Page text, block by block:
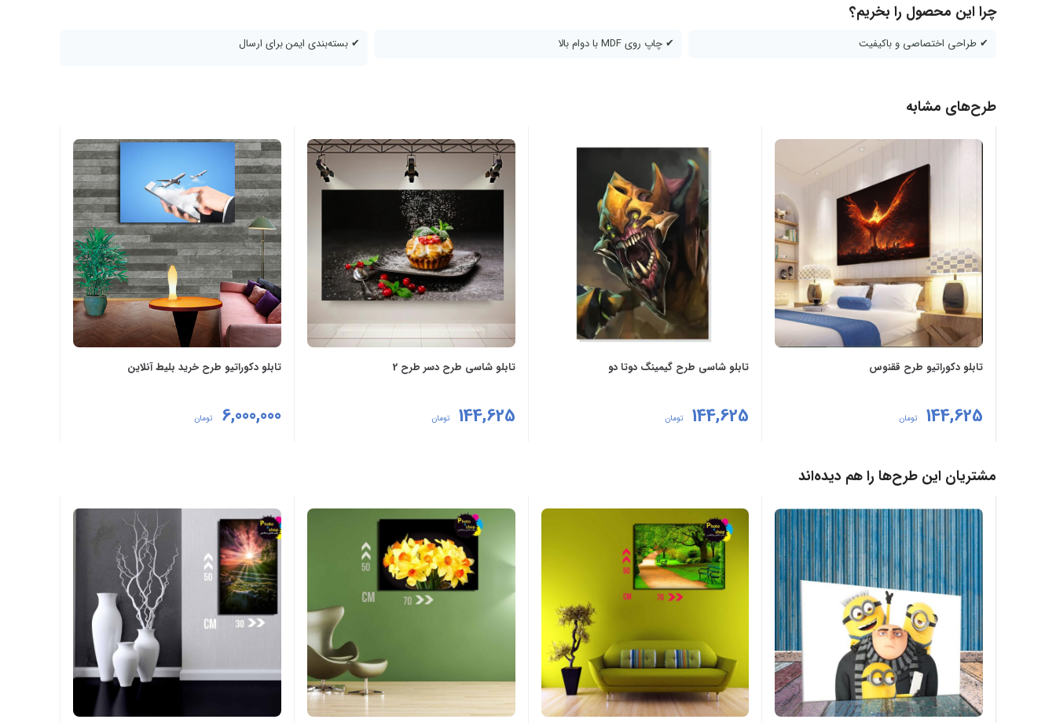
سالن آرایش زنانه,سالن های تتو,قابلیت نصب در اتاق خواب . پذیرایی و راه پله
نصب روی دیوار
چرا این محصول را بخریم؟
✔ طراحی اختصاصی و باکیفیت ✔ چاپ روی MDF با دوام بالا ✔ بسته‌بندی ایمن برای ارسال
طرح‌های مشابه
تابلو دکوراتیو طرح ققنوس
144,625 تومان
تابلو شاسی طرح گیمینگ دوتا دو
144,625 تومان
تابلو شاسی طرح دسر طرح 2
144,625 تومان
تابلو دکوراتیو طرح خرید بلیط آنلاین
6,000,000 تومان
مشتریان این طرح‌ها را هم دیده‌اند